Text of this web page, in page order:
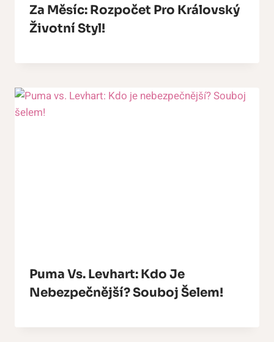
Za Měsíc: Rozpočet Pro Královský
Životní Styl!
Puma Vs. Levhart: Kdo Je
Nebezpečnější? Souboj Šelem!